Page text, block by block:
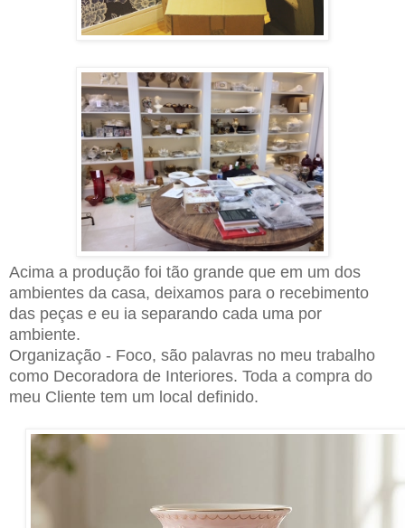
Acima a produção foi tão grande que em um dos
ambientes da casa, deixamos para o recebimento
das peças e eu ia separando cada uma por
ambiente.
Organização - Foco, são palavras no meu trabalho
como Decoradora de Interiores. Toda a compra do
meu Cliente tem um local definido.